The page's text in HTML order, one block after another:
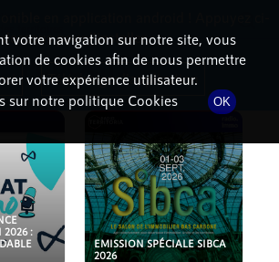
PODCASTS
2026 :
EMISSION SPÉCIALE SIBCA
2026
votre navigation sur notre site, vous
de cookies afin de nous permettre
votre expérience utilisateur.
sur notre politique Cookies
OK
dessous pour l'installer.
Télécharger l'application